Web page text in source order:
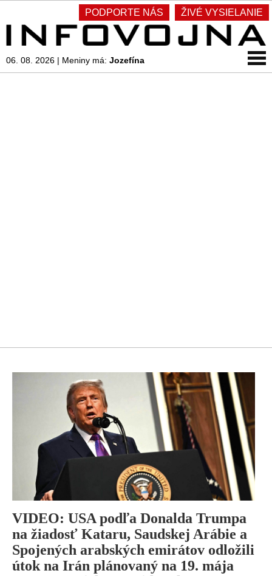
PODPORTE NÁS ŽIVÉ VYSIELANIE
06. 08. 2026 | Meniny má: Jozefína
VIDEO: USA podľa Donalda Trumpa
na žiadosť Kataru, Saudskej Arábie a
Spojených arabských emirátov odložili
útok na Irán plánovaný na 19. mája